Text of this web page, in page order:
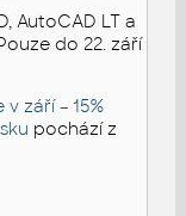
AutoCAD LT a
do 22. září
září – 15%
pochází z